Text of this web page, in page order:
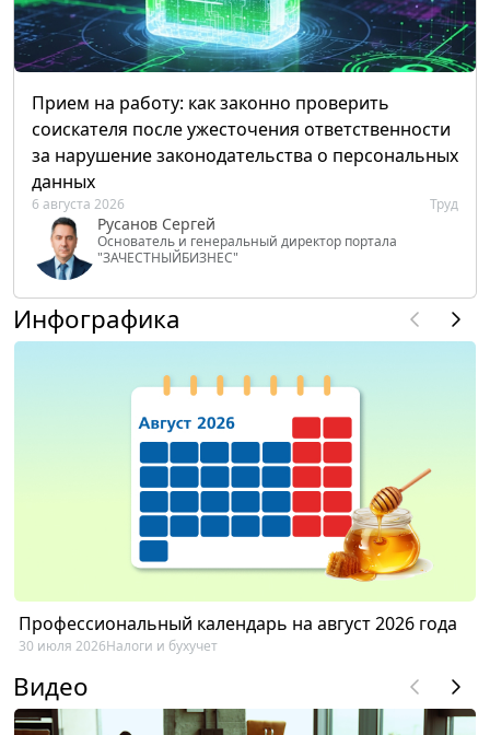
Прием на работу: как законно проверить
соискателя после ужесточения ответственности
за нарушение законодательства о персональных
данных
6 августа 2026 Труд
Русанов Сергей
Основатель и генеральный директор портала
"ЗАЧЕСТНЫЙБИЗНЕС"
Инфографика
Профессиональный календарь на август 2026 года
30 июля 2026Налоги и бухучет
Видео